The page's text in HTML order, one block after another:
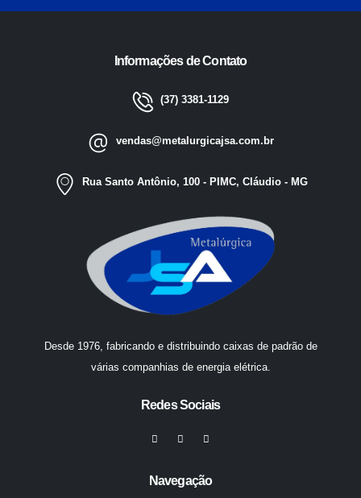
Informações de Contato
(37) 3381-1129
vendas@metalurgicajsa.com.br
Rua Santo Antônio, 100 - PIMC, Cláudio - MG
Desde 1976, fabricando e distribuindo caixas de padrão de
várias companhias de energia elétrica.
Redes Sociais
Navegação